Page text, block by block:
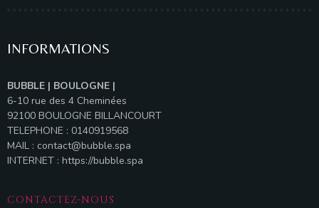
INFORMATIONS
BUBBLE | BOULOGNE |
6-10 rue des 4 Cheminées
92100 BOULOGNE BILLANCOURT
TELEPHONE : 0140919568
MAIL : contact@bubble.spa
INTERNET : https://bubble.spa
CONTACTEZ-NOUS